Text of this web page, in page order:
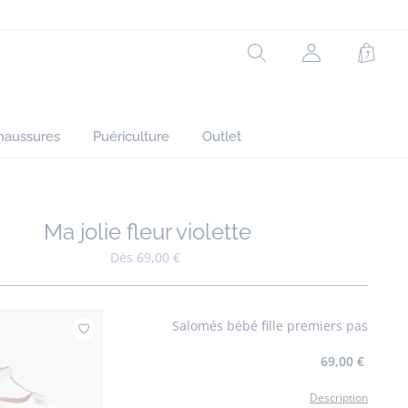
Rechercher
Mon
Puériculture Outlet
Ajouter à mes favoris : Ma jolie fleur violette
Ma jolie fleur violette
Dès 69,00 €
Ajouter à mes favoris : Salomés bébé fille
Salomés bébé fille premiers pas
69,00 €
Description